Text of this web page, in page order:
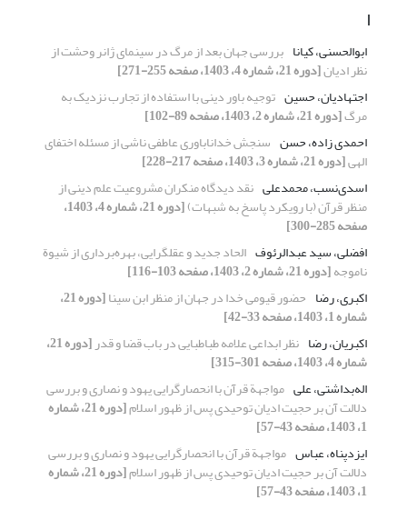
ا
ابوالحسنی، کیانا بررسی جهان بعد از مرگ در سینمای ژانر وحشت از
نظر ادیان[دوره 21، شماره 4، 1403، صفحه 255-271]
اجتهادیان، حسین توجیه باور دینی با استفاده از تجارب نزدیک به
مرگ[دوره 21، شماره 2، 1403، صفحه 89-102]
احمدی زاده، حسن سنجش خداناباوری عاطفی ناشی از مسئله اختفای
الهی[دوره 21، شماره 3، 1403، صفحه 217-228]
اسدی‌نسب، محمدعلی نقد دیدگاه منکران مشروعیت علم دینی از
منظر قرآن (با رویکرد پاسخ به شبهات) [دوره 21، شماره 4، 1403،
صفحه 285-300]
افضلی، سید عبدالرئوف الحاد جدید و عقل‏گرایی، بهره‌برداری از شیوة
ناموجه[دوره 21، شماره 2، 1403، صفحه 103-116]
اکبری، رضا حضور قیومی خدا در جهان از منظر ابن سینا [دوره 21،
شماره 1، 1403، صفحه 33-42]
اکبریان، رضا نظر ابداعی علامه طباطبایی در باب قضا و قدر [دوره 21،
شماره 4، 1403، صفحه 301-315]
اله‌بداشتی، علی مواجهة قرآن با انحصارگرایی یهود و نصاری و بررسی
دلالت آن بر حجیت ادیان توحیدی پس از ظهور اسلام [دوره 21، شماره
1، 1403، صفحه 43-57]
ایزدپناه، عباس مواجهة قرآن با انحصارگرایی یهود و نصاری و بررسی
دلالت آن بر حجیت ادیان توحیدی پس از ظهور اسلام [دوره 21، شماره
1، 1403، صفحه 43-57]